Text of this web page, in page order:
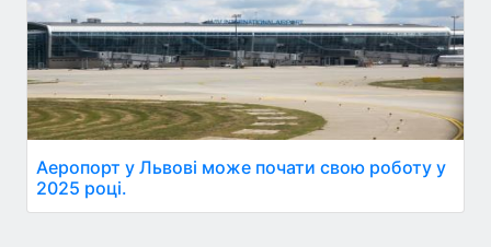
Аеропорт у Львові може почати свою роботу у
2025 році.